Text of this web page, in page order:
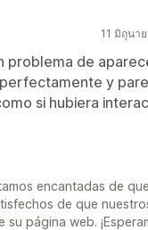
11 มิถุนา
problema de
y
si hubiera
encantadas de
de que
página web.